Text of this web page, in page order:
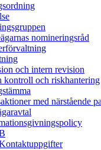
nomineringsråd
och intern revision
kontroll och riskhantering
med närstående